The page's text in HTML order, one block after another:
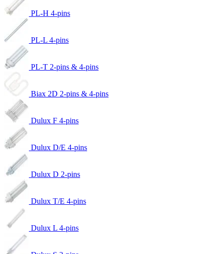
PL-H 4-pins
PL-L 4-pins
PL-T 2-pins & 4-pins
Biax 2D 2-pins & 4-pins
Dulux F 4-pins
Dulux D/E 4-pins
Dulux D 2-pins
Dulux T/E 4-pins
Dulux L 4-pins